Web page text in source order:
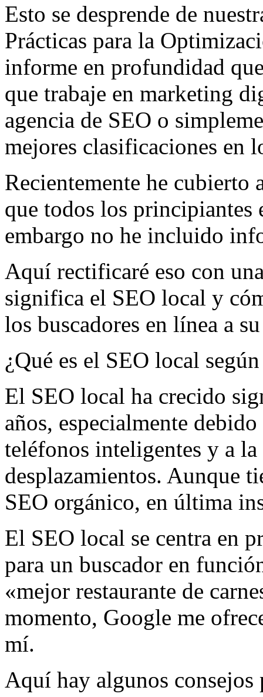
Esto se desprende de
Prácticas para la
informe en profundidad
que trabaje en marketing
agencia de SEO o
mejores clasificaciones en
Recientemente he cubierto
que todos los principiantes
embargo no he incluido
Aquí rectificaré eso con
significa el SEO local y
los buscadores en línea a
¿Qué es el SEO local
El SEO local ha crecido
años, especialmente
teléfonos inteligentes y a
desplazamientos. Aunque
SEO orgánico, en última
El SEO local se centra en
para un buscador en
«mejor restaurante de
momento, Google me
mí.
Aquí hay algunos consejos